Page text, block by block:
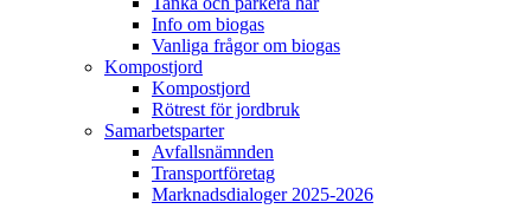
Info om biogas
Vanliga frågor om biogas
Kompostjord
Kompostjord
Rötrest för jordbruk
Samarbetsparter
Avfallsnämnden
Transportföretag
Marknadsdialoger 2025-2026